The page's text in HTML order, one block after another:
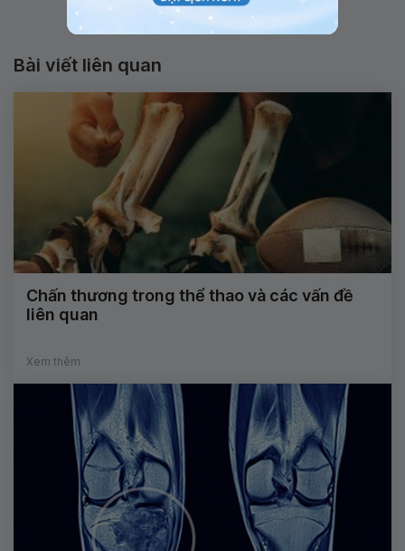
Bài viết liên quan
Chấn thương trong thể thao và các vấn đề
liên quan
Xem thêm